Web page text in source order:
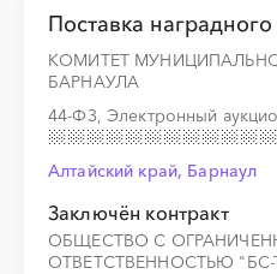
Поставка
КОМИТЕТ
БАРНАУЛА
44-ФЗ, Электронный
Алтайский край, Барнаул
Заключён контракт
ОБЩЕСТВО С
ОТВЕТСТВЕННОСТЬЮ "БС-